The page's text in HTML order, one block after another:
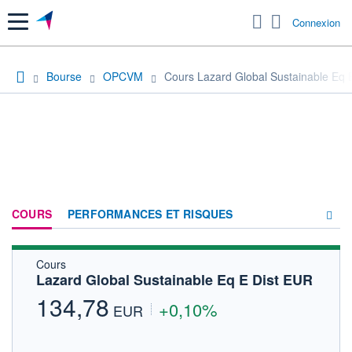
Menu Connexion
Bourse OPCVM Cours Lazard Global Sustainable Eq
COURS PERFORMANCES ET RISQUES
FORUM
Cours
Lazard Global Sustainable Eq E Dist EUR
134,78 EUR +0,10%